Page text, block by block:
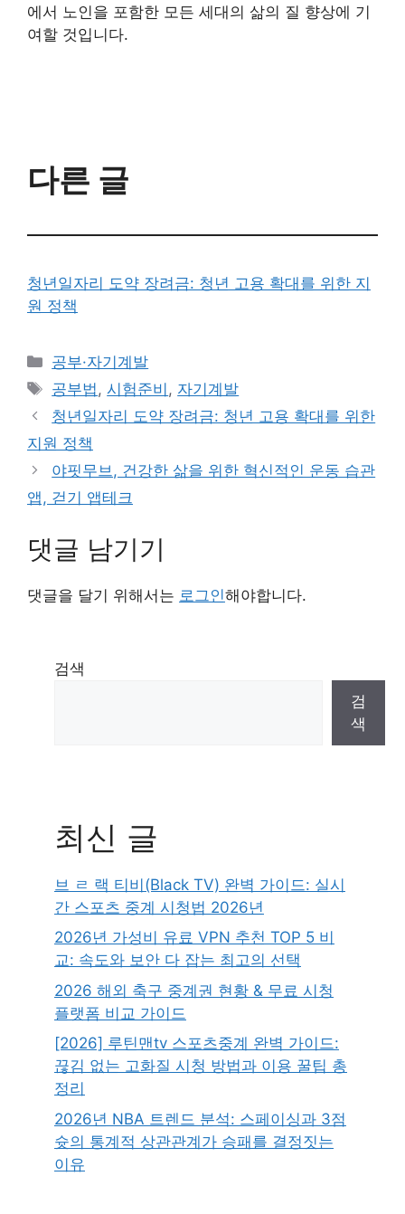
에서 노인을 포함한 모든 세대의 삶의 질 향상에 기
여할 것입니다.
다른 글
청년일자리 도약 장려금: 청년 고용 확대를 위한 지
원 정책
카
테
고
리
공부·자기계발
태
그
공부법 ,시험준비 , 자기계발
청년일자리 도약 장려금: 청년 고용 확대를 위한
지원 정책
야핏무브, 건강한 삶을 위한 혁신적인 운동 습관
앱, 걷기 앱테크
댓글 남기기
댓글을 달기 위해서는 로그인해야합니다.
검색
검
색
최신 글
브 ㄹ 랙 티비(Black TV) 완벽 가이드: 실시
간 스포츠 중계 시청법 2026년
2026년 가성비 유료 VPN 추천 TOP 5 비
교: 속도와 보안 다 잡는 최고의 선택
2026 해외 축구 중계권 현황 & 무료 시청
플랫폼 비교 가이드
[2026] 루틴맨tv 스포츠중계 완벽 가이드:
끊김 없는 고화질 시청 방법과 이용 꿀팁 총
정리
2026년 NBA 트렌드 분석: 스페이싱과 3점
슛의 통계적 상관관계가 승패를 결정짓는
이유